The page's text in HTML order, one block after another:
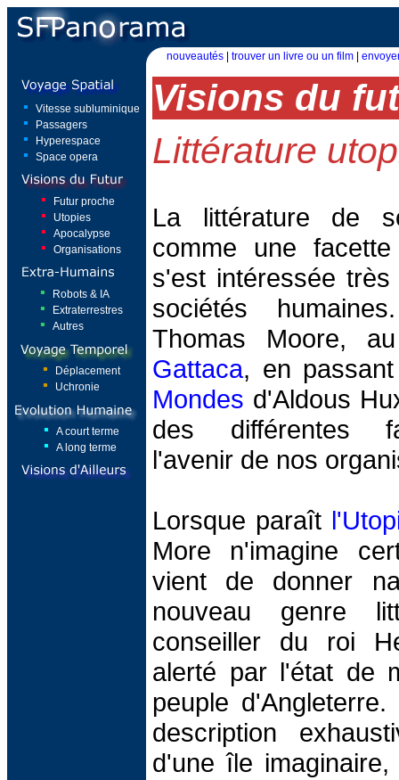
nouveautés trouver un livre ou un film
Vitesse subluminique
Passagers
Hyperespace
Space opera
Futur proche
Utopies
Apocalypse
Organisations
Robots & IA
Extraterrestres
Autres
Déplacement
Uchronie
A court terme
A long terme
Visions du
Littérature
La littérature de
comme une
s'est intéressée
sociétés
Thomas Moore,
Gattaca, en
Mondes d'Aldous
des différentes
l'avenir de nos
Lorsque paraît
More n'imagine
vient de donner
nouveau genre
conseiller du roi
alerté par l'état de
peuple
description
d'une île